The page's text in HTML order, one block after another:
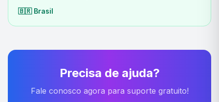
🇧🇷 Brasil
Precisa de ajuda?
Fale conosco agora para suporte gratuito!